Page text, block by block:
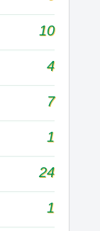
10
4
7
1
24
1